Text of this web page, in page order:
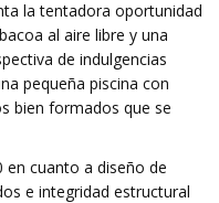
la tentadora oportunidad
al aire libre y una
de indulgencias
pequeña piscina con
bien formados que se
en cuanto a diseño de
e integridad estructural